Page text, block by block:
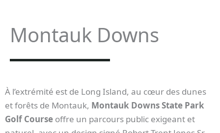
Montauk Downs
À l’extrémité est de Long Island, au cœur des dunes
et forêts de Montauk, Montauk Downs State Park
Golf Course offre un parcours public exigeant et